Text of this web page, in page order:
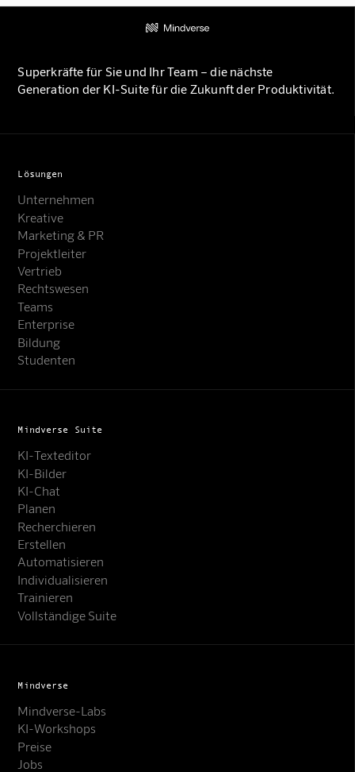
Superkräfte für Sie und Ihr Team – die nächste
Generation der KI-Suite für die Zukunft der Produktivität.
Lösungen
Unternehmen
Kreative
Marketing & PR
Projektleiter
Vertrieb
Rechtswesen
Teams
Enterprise
Bildung
Studenten
Mindverse Suite
KI-Texteditor
KI-Bilder
KI-Chat
Planen
Recherchieren
Erstellen
Automatisieren
Individualisieren
Trainieren
Vollständige Suite
Mindverse
Mindverse-Labs
KI-Workshops
Preise
Jobs